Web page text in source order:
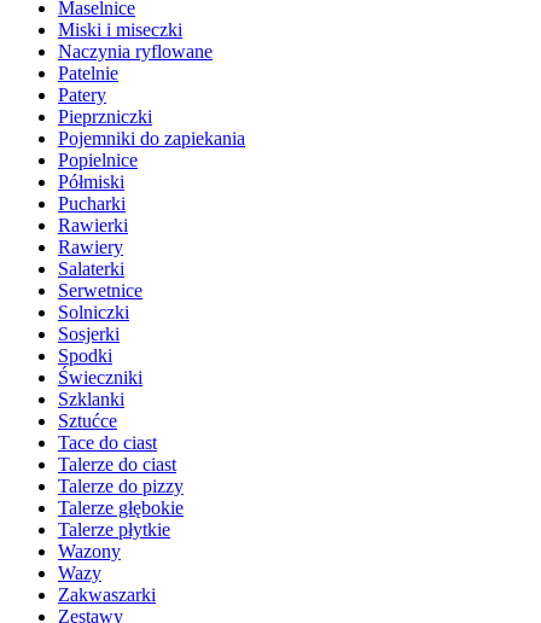
Maselnice
Miski i miseczki
Naczynia ryflowane
Patelnie
Patery
Pieprzniczki
Pojemniki do zapiekania
Popielnice
Półmiski
Pucharki
Rawierki
Rawiery
Salaterki
Serwetnice
Solniczki
Sosjerki
Spodki
Świeczniki
Szklanki
Sztućce
Tace do ciast
Talerze do ciast
Talerze do pizzy
Talerze głębokie
Talerze płytkie
Wazony
Wazy
Zakwaszarki
Zestawy